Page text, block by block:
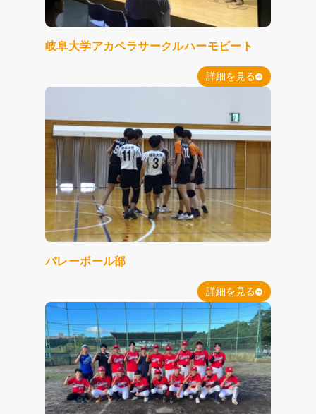
岐阜大学アカペラサークルハーモビート
詳細を見る
バレーボール部
詳細を見る